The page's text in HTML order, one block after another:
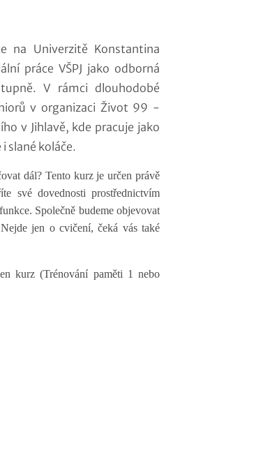
na Univerzitě Konstantina
práce VŠPJ jako odborná
V rámci dlouhodobé
v organizaci Život 99 -
v Jihlavě, kde pracuje jako
slané koláče.
dál? Tento kurz je určen právě
své dovednosti prostřednictvím
Společně budeme objevovat
jen o cvičení, čeká vás také
kurz (Trénování paměti 1 nebo